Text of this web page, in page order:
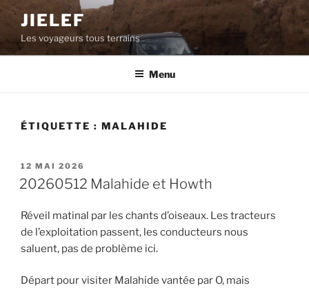
Aller
contenu
principal
JIELEF
Les voyageurs tous terrains
Menu
ÉTIQUETTE : MALAHIDE
PUBLIÉ
LE
12 MAI 2026
20260512 Malahide et Howth
Réveil matinal par les chants d’oiseaux. Les tracteurs
de l’exploitation passent, les conducteurs nous
saluent, pas de problème ici.
Départ pour visiter Malahide vantée par O, mais